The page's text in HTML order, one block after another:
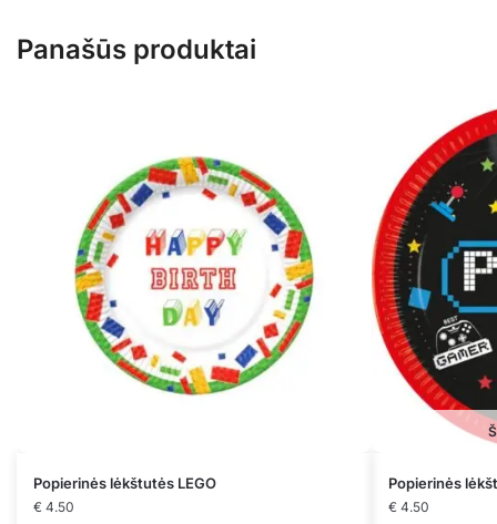
Panašūs produktai
Popierinės lėkštutės LEGO
€ 4.50
Popierinės
€ 4.50